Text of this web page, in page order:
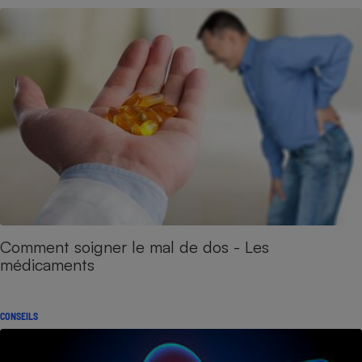
Comment soigner le mal de dos - Les
médicaments
CONSEILS